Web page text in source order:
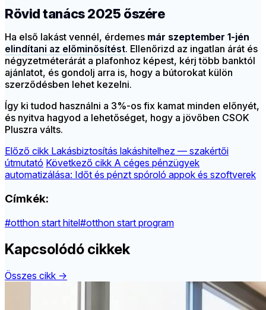
Rövid tanács 2025 őszére
Ha első lakást vennél, érdemes már szeptember 1-jén
elindítani az előminősítést. Ellenőrizd az ingatlan árát és
négyzetméterárát a plafonhoz képest, kérj több banktól
ajánlatot, és gondolj arra is, hogy a bútorokat külön
szerződésben lehet kezelni.
Így ki tudod használni a 3%-os fix kamat minden előnyét,
és nyitva hagyod a lehetőséget, hogy a jövőben CSOK
Pluszra válts.
Előző cikk Lakásbiztosítás lakáshitelhez — szakértői
útmutató Következő cikk A céges pénzügyek
automatizálása: Időt és pénzt spóroló appok és szoftverek
Címkék:
#otthon start hitel#otthon start program
Kapcsolódó cikkek
Összes cikk →